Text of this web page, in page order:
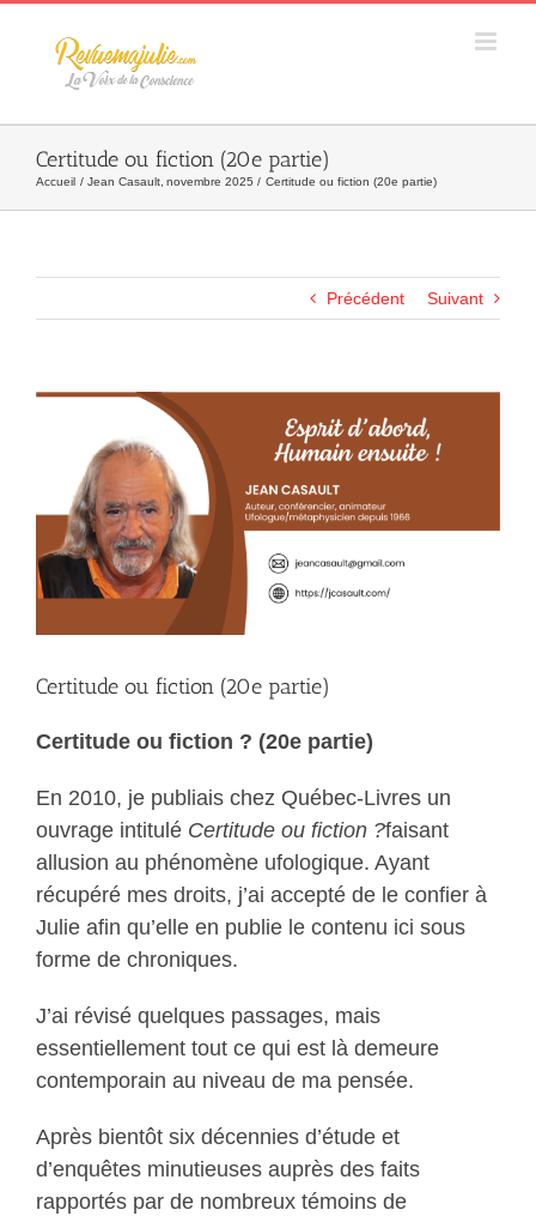
Skip
Certitude ou fiction (20e partie)
Accueil Jean Casault novembre 2025 Certitude ou fiction (20e partie)
Précédent Suivant
Agrandir
Certitude ou fiction (20e partie)
Certitude ou fiction ? (20e partie)
En 2010, je publiais chez Québec-Livres un
ouvrage intitulé Certitude ou fiction ?faisant
allusion au phénomène ufologique. Ayant
récupéré mes droits, j’ai accepté de le confier à
Julie afin qu’elle en publie le contenu ici sous
forme de chroniques.
J’ai révisé quelques passages, mais
essentiellement tout ce qui est là demeure
contemporain au niveau de ma pensée.
Après bientôt six décennies d’étude et
d’enquêtes minutieuses auprès des faits
rapportés par de nombreux témoins de